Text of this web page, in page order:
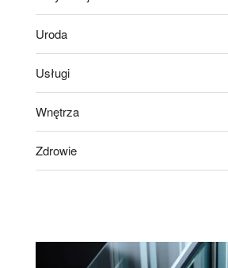
Uroda
Usługi
Wnętrza
Zdrowie